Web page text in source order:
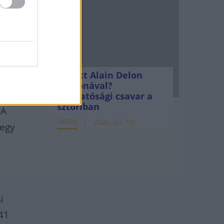
Mi lett Alain Delon
vagyonával?
Adóhatósági csavar a
sztoriban
HÍREK 2026. júl. 19.